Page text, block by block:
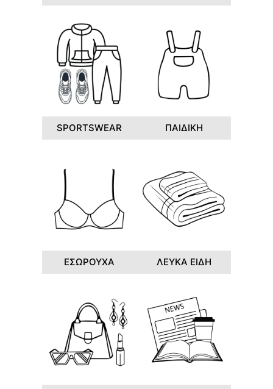
SPORTSWEAR ΠΑΙΔΙΚΗ
ΕΣΩΡΟΥΧΑ ΛΕΥΚΑ ΕΙΔΗ